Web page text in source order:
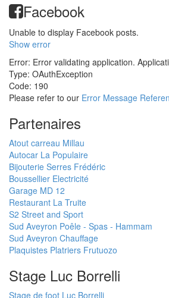
Facebook
Unable to display Facebook posts.
Show error
Error: Error validating application.
Type: OAuthException
Code: 190
Please refer to our Error Message
Partenaires
Atout carreau Millau
Autocar La Populaire
Bijouterie Serres Frédéric
Boussellier Electricité
Garage MD 12
Restaurant La Truite
S2 Street and Sport
Sud Aveyron Poêle - Spas - Hammam
Sud Aveyron Chauffage
Plaquistes Platriers Frutuozo
Stage Luc Borrelli
Stage de foot Luc Borrelli